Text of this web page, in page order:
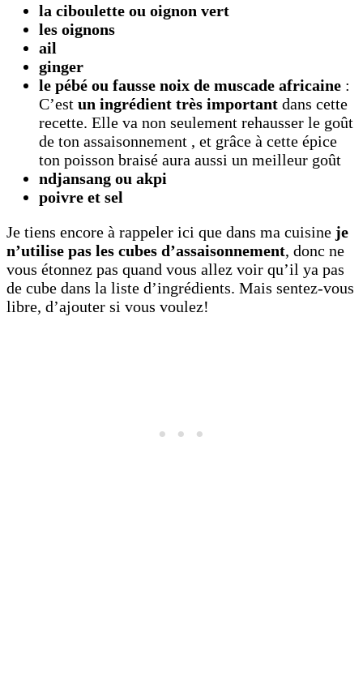
la ciboulette ou oignon vert
les oignons
ail
ginger
le pébé ou fausse noix de muscade africaine :
C’est un ingrédient très important dans cette
recette. Elle va non seulement rehausser le goût
de ton assaisonnement , et grâce à cette épice
ton poisson braisé aura aussi un meilleur goût
ndjansang ou akpi
poivre et sel
Je tiens encore à rappeler ici que dans ma cuisine je
n’utilise pas les cubes d’assaisonnement, donc ne
vous étonnez pas quand vous allez voir qu’il ya pas
de cube dans la liste d’ingrédients. Mais sentez-vous
libre, d’ajouter si vous voulez!